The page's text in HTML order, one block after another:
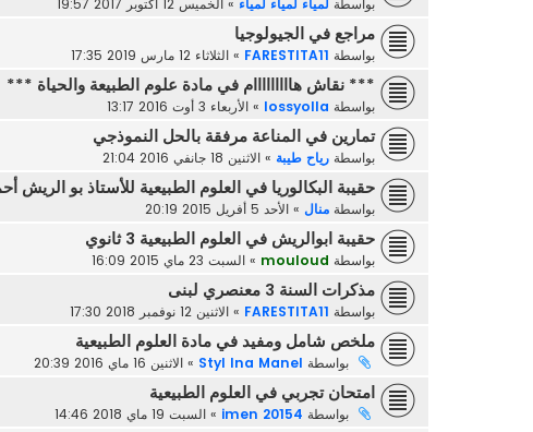
بواسطة لمياء لمياء لمياء » الخميس 12 أكتوبر 2017 19:57
مراجع في الجيولوجيا
بواسطة FARESTITA11
» الثلاثاء 12 مارس 2019 17:35
*** نقاش هااااااااام في مادة علوم الطبيعة والحياة ***
بواسطة lossyolla
» الأربعاء 3 أوت 2016 13:17
تمارين في المناعة مرفقة بالحل النموذجي
بواسطة رياح طيبة » الاثنين 18 جانفي 2016 21:04
حقيبة البكالوريا في العلوم الطبيعية للأستاذ بو الريش
بواسطة منال » الأحد 5 أفريل 2015 20:19
حقيبة ابوالريش في العلوم الطبيعية 3 ثانوي
بواسطة mouloud
» السبت 23 ماي 2015 16:09
مذكرات السنة 3 معنصري لبنى
بواسطة FARESTITA11
» الاثنين 12 نوفمبر 2018 17:30
ملخص شامل ومفيد في مادة العلوم الطبيعية
بواسطة Styl Ina Manel
» الاثنين 16 ماي 2016 20:39
امتحان تجربي في العلوم الطبيعية
بواسطة imen 20154
» السبت 19 ماي 2018 14:46